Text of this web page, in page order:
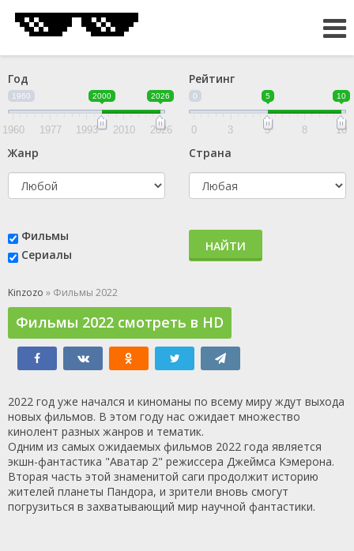
Год
1960 2000 2026
1960 1977 1993 2010 2026
Рейтинг
0 5 10
0 3 5 8 10
Жанр Страна
Фильмы
Сериалы
НАЙТИ
Kinzozo » Фильмы 2022
Фильмы 2022 смотреть в HD
2022 год уже начался и киноманы по всему миру ждут выхода
новых фильмов. В этом году нас ожидает множество
кинолент разных жанров и тематик.
Одним из самых ожидаемых фильмов 2022 года является
экшн-фантастика "Аватар 2" режиссера Джеймса Кэмерона.
Вторая часть этой знаменитой саги продолжит историю
жителей планеты Пандора, и зрители вновь смогут
погрузиться в захватывающий мир научной фантастики.